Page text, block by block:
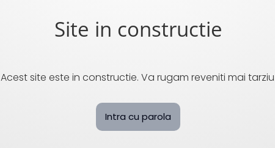
Site in constructie
Acest site este in constructie. Va rugam reveniti mai
Intra cu parola